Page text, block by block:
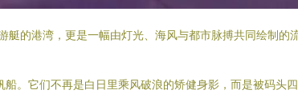
的港湾，更是一幅由灯光、海风与都市脉搏共同绘制的
。它们不再是白日里乘风破浪的矫健身影，而是被码头